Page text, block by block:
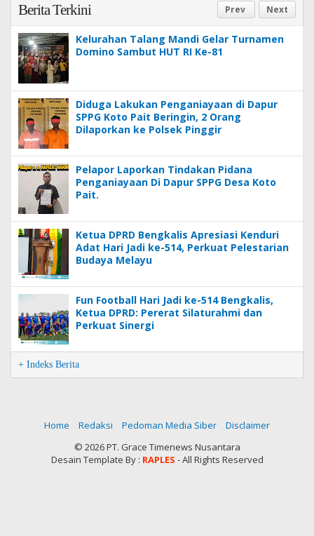
Prev Next
Berita Terkini
Kelurahan Talang Mandi Gelar Turnamen
Domino Sambut HUT RI Ke-81
Diduga Lakukan Penganiayaan di Dapur
SPPG Koto Pait Beringin, 2 Orang
Dilaporkan ke Polsek Pinggir
Pelapor Laporkan Tindakan Pidana
Penganiayaan Di Dapur SPPG Desa Koto
Pait.
Ketua DPRD Bengkalis Apresiasi Kenduri
Adat Hari Jadi ke-514, Perkuat Pelestarian
Budaya Melayu
Fun Football Hari Jadi ke-514 Bengkalis,
Ketua DPRD: Pererat Silaturahmi dan
Perkuat Sinergi
+ Indeks Berita
Home Redaksi Pedoman Media Siber
Disclaimer
© 2026 PT. Grace Timenews Nusantara
Desain Template By : RAPLES - All Rights Reserved